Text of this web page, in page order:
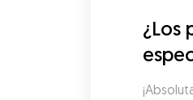
¿Los